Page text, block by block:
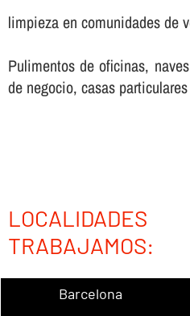
limpieza en comunidades de
Pulimentos de oficinas,
de negocio, casas
TRABAJAMOS:
Barcelona